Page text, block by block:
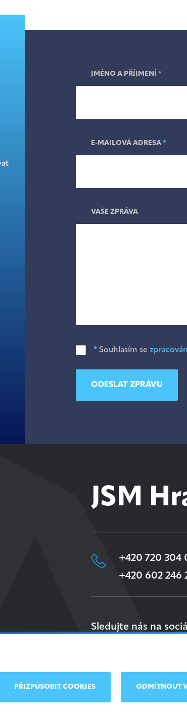
JMÉNO A PŘÍJMENÍ *
E-MAILOVÁ ADRESA *
VAŠE ZPRÁVA
* Souhlasím se
ODESLAT ZPRÁVU
JSM
+420 720 304
+420 602 246
Sledujte nás na
PŘIZPŮSOBIT COOKIES ODMÍTNOUT